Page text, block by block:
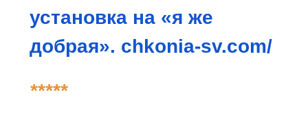
установка на «я же
добрая». chkonia-sv.com/
*****